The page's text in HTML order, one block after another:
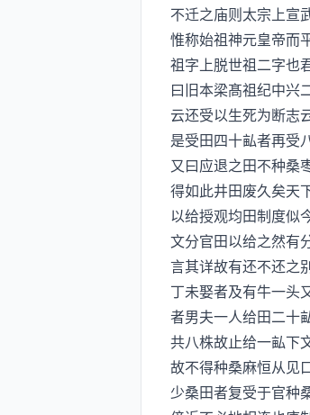
不迁之庙则太宗上宣
惟称始祖神元皇帝而
祖字上脱世祖二字也
曰旧本梁髙祖纪中兴
云还受以生死为断志
是受田四十畆者再受
又曰应退之田不种桑
得如此井田废久矣天
以给授观均田制度似
文分官田以给之然有
言其详故有还不还之
丁未娶者及有牛一头
者男夫一人给田二十
共八株故止给一畆下
故不得种桑麻恒从见
少桑田者复受于官种